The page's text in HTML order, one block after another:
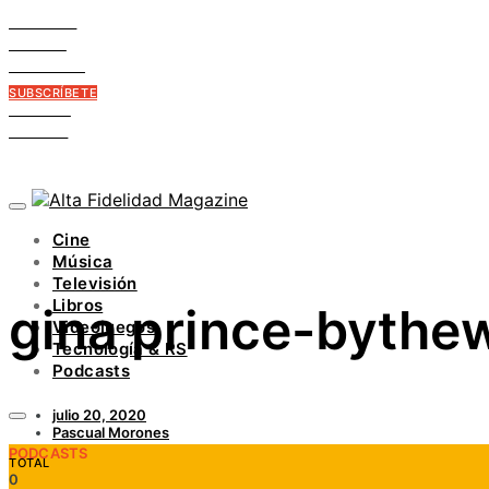
PINTEREST
SUBSCRÍBETE
Cine
Música
Televisión
Libros
Videojuegos
Tecnología & RS
Podcasts
PODCASTS
gina prince-
julio 20, 2020
Pascual Morones
TOTAL
0